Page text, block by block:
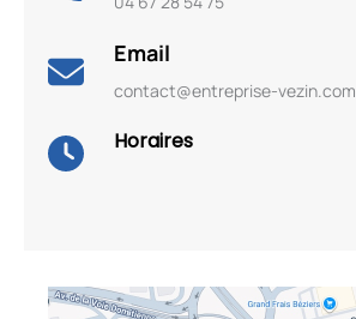
Email
contact@entreprise-vezin.com
Horaires